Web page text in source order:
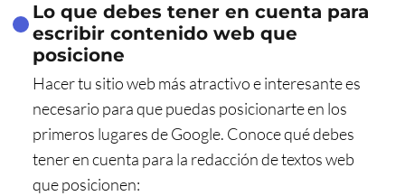
Lo que debes tener en cuenta para
escribir contenido web que
posicione
Hacer tu sitio web más atractivo e interesante es
necesario para que puedas posicionarte en los
primeros lugares de Google. Conoce qué debes
tener en cuenta para la redacción de textos web
que posicionen: